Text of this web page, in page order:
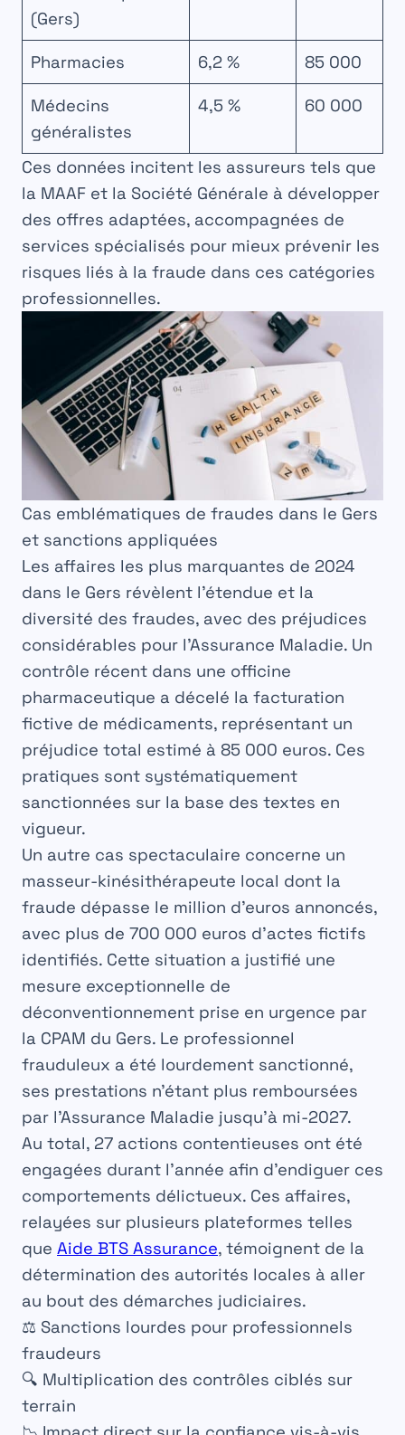
(Gers)
Pharmacies 6,2 % 85 000
Médecins
généralistes
4,5 % 60 000
Ces données incitent les assureurs tels que
la MAAF et la Société Générale à développer
des offres adaptées, accompagnées de
services spécialisés pour mieux prévenir les
risques liés à la fraude dans ces catégories
professionnelles.
Cas emblématiques de fraudes dans le Gers
et sanctions appliquées
Les affaires les plus marquantes de 2024
dans le Gers révèlent l’étendue et la
diversité des fraudes, avec des préjudices
considérables pour l’Assurance Maladie. Un
contrôle récent dans une officine
pharmaceutique a décelé la facturation
fictive de médicaments, représentant un
préjudice total estimé à 85 000 euros. Ces
pratiques sont systématiquement
sanctionnées sur la base des textes en
vigueur.
Un autre cas spectaculaire concerne un
masseur-kinésithérapeute local dont la
fraude dépasse le million d’euros annoncés,
avec plus de 700 000 euros d’actes fictifs
identifiés. Cette situation a justifié une
mesure exceptionnelle de
déconventionnement prise en urgence par
la CPAM du Gers. Le professionnel
frauduleux a été lourdement sanctionné,
ses prestations n’étant plus remboursées
par l’Assurance Maladie jusqu’à mi-2027.
Au total, 27 actions contentieuses ont été
engagées durant l’année afin d’endiguer ces
comportements délictueux. Ces affaires,
relayées sur plusieurs plateformes telles
que Aide BTS Assurance, témoignent de la
détermination des autorités locales à aller
au bout des démarches judiciaires.
⚖️ Sanctions lourdes pour professionnels
fraudeurs
🔍 Multiplication des contrôles ciblés sur
terrain